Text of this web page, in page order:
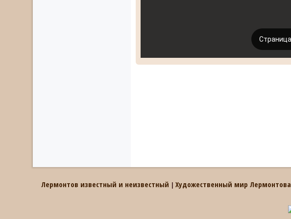
Лермонтов известный и неизвестный | Художественный мир Лермонтова